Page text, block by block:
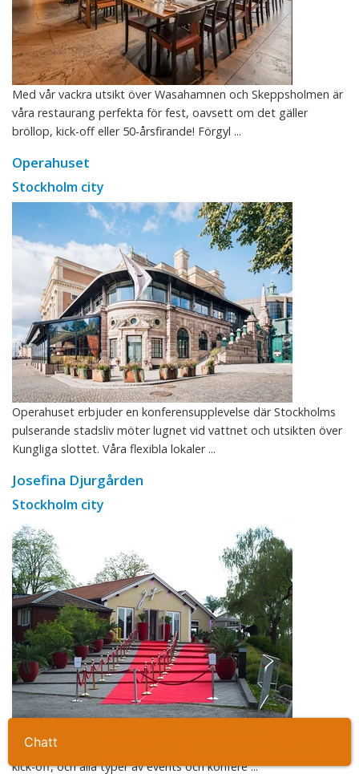
Ta kontakt
Med vår vackra utsikt över Wasahamnen och Skeppsholmen är
våra restaurang perfekta för fest, oavsett om det gäller
bröllop, kick-off eller 50-årsfirande! Förgyl ...
Operahuset
Stockholm city
Operahuset erbjuder en konferensupplevelse där Stockholms
pulserande stadsliv möter lugnet vid vattnet och utsikten över
Kungliga slottet. Våra flexibla lokaler ...
Josefina Djurgården
Stockholm city
födelsefester och disputationer. Vi hjälper ditt företag med
kick-off, och alla typer av events och konfere ...